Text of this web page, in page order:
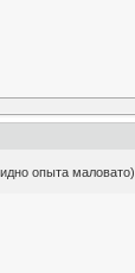
опыта маловато)